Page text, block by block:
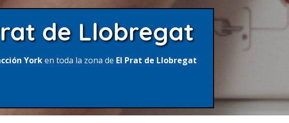
de Llobregat
Yorken toda la zona de El Prat de Llobregat